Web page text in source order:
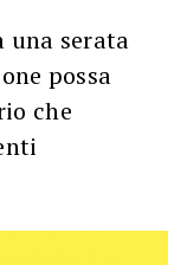
serata
possa
che